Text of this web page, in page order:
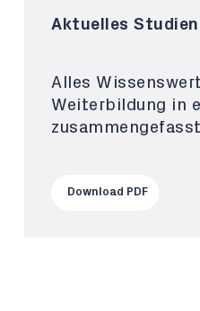
Aktuelles
Alles
Weiterbildung in
Download PDF